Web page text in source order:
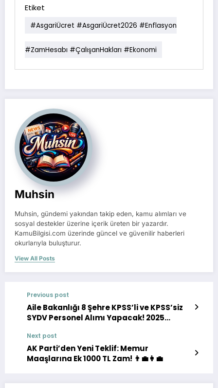
Etiket
#AsgariÜcret #AsgariÜcret2026 #Enflasyon
#ZamHesabı #ÇalışanHakları #Ekonomi
Muhsin
Muhsin, gündemi yakından takip eden, kamu alımları ve
sosyal destekler üzerine içerik üreten bir yazardır.
KamuBilgisi.com üzerinde güncel ve güvenilir haberleri
okurlarıyla buluşturur.
View All Posts
Previous post
Aile Bakanlığı 8 Şehre KPSS’li ve KPSS’siz
SYDV Personel Alımı Yapacak! 2025
Next post
AK Parti’den Yeni Teklif: Memur
Maaşlarına Ek 1000 TL Zam! 👨‍💼👩‍💼